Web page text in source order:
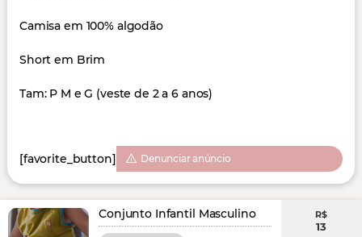
Camisa em 100% algodão
Short em Brim
Tam: P M e G (veste de 2 a 6 anos)
[favorite_button] Denunciar anúncio
Conjunto Infantil Masculino R$
13